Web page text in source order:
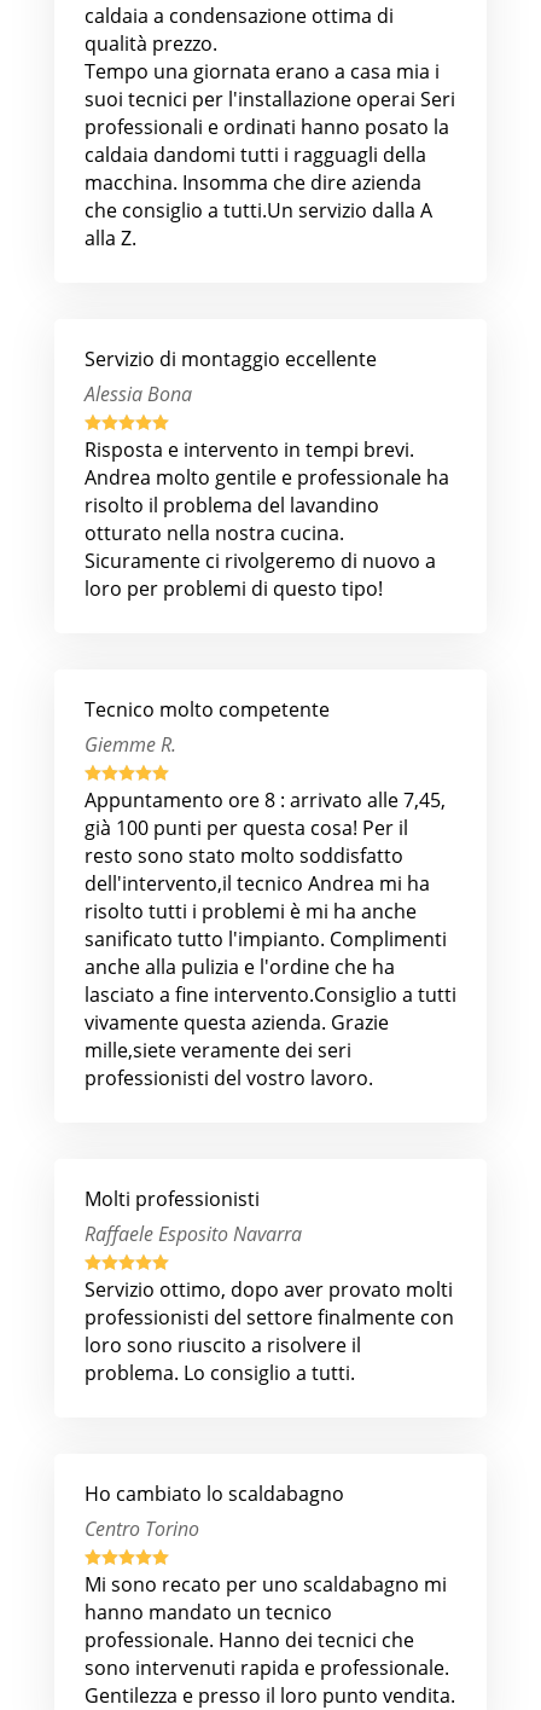
caldaia a condensazione ottima di
qualità prezzo.
Tempo una giornata erano a casa mia i
suoi tecnici per l'installazione operai Seri
professionali e ordinati hanno posato la
caldaia dandomi tutti i ragguagli della
macchina. Insomma che dire azienda
che consiglio a tutti.Un servizio dalla A
alla Z.
Servizio di montaggio eccellente
Alessia Bona

Risposta e intervento in tempi brevi.
Andrea molto gentile e professionale ha
risolto il problema del lavandino
otturato nella nostra cucina.
Sicuramente ci rivolgeremo di nuovo a
loro per problemi di questo tipo!
Tecnico molto competente
Giemme R.

Appuntamento ore 8 : arrivato alle 7,45,
già 100 punti per questa cosa! Per il
resto sono stato molto soddisfatto
dell'intervento,il tecnico Andrea mi ha
risolto tutti i problemi è mi ha anche
sanificato tutto l'impianto. Complimenti
anche alla pulizia e l'ordine che ha
lasciato a fine intervento.Consiglio a tutti
vivamente questa azienda. Grazie
mille,siete veramente dei seri
professionisti del vostro lavoro.
Molti professionisti
Raffaele Esposito Navarra

Servizio ottimo, dopo aver provato molti
professionisti del settore finalmente con
loro sono riuscito a risolvere il
problema. Lo consiglio a tutti.
Ho cambiato lo scaldabagno
Centro Torino

Mi sono recato per uno scaldabagno mi
hanno mandato un tecnico
professionale. Hanno dei tecnici che
sono intervenuti rapida e professionale.
Gentilezza e presso il loro punto vendita.